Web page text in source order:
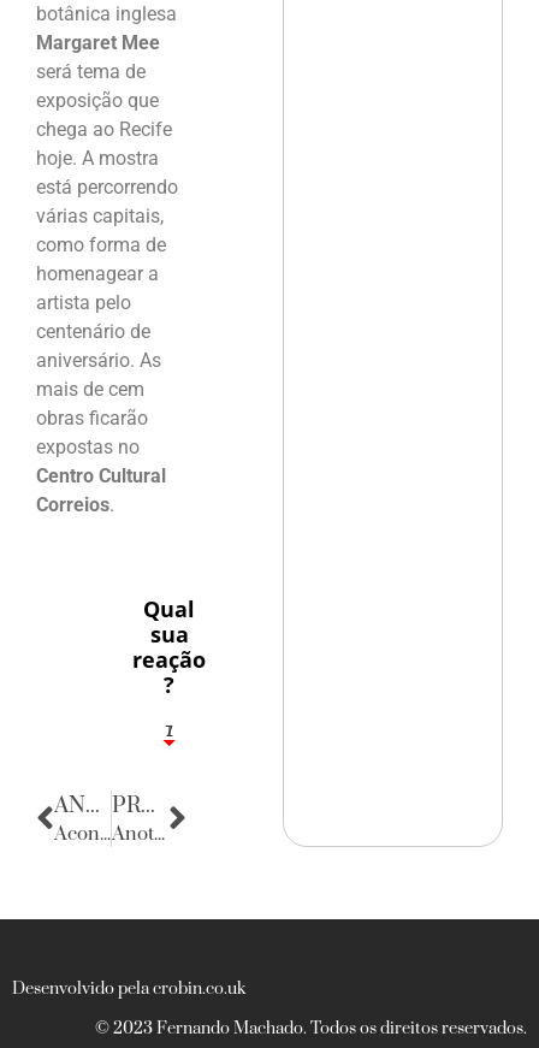
botânica inglesa
Margaret Mee
será tema de
exposição que
chega ao Recife
hoje. A mostra
está percorrendo
várias capitais,
como forma de
homenagear a
artista pelo
centenário de
aniversário. As
mais de cem
obras ficarão
expostas no
Centro Cultural
Correios.
Qual
sua
reação
?
1
7
ANTERIOR
Acontecencias
PRÓXIMA
Anotações do Cotidiano
Desenvolvido pela crobin.co.uk
© 2023 Fernando Machado. Todos os direitos reservados.